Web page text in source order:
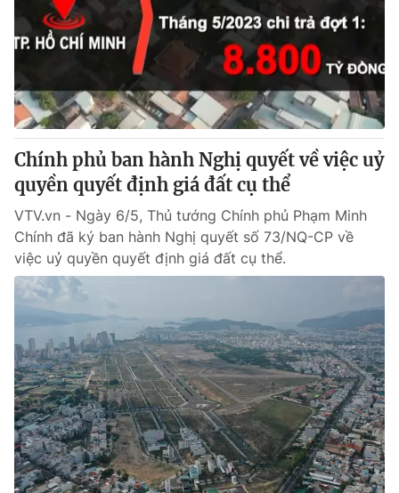
Chính phủ ban hành Nghị quyết về việc uỷ
quyền quyết định giá đất cụ thể
VTV.vn - Ngày 6/5, Thủ tướng Chính phủ Phạm Minh
Chính đã ký ban hành Nghị quyết số 73/NQ-CP về
việc uỷ quyền quyết định giá đất cụ thể.